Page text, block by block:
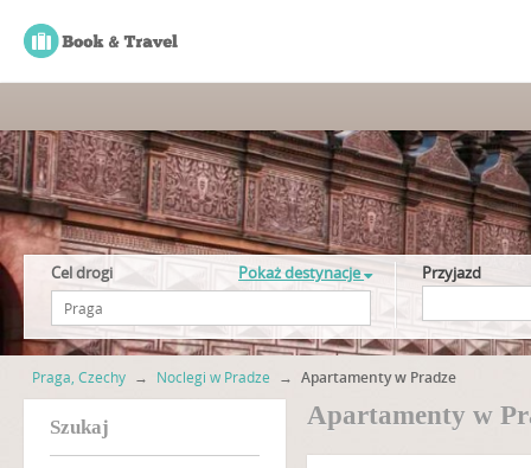
Cel drogi Pokaż destynacje Przyjazd
Praga, Czechy → Noclegi w Pradze → Apartamenty w Pradze
szukaj Apartamenty w